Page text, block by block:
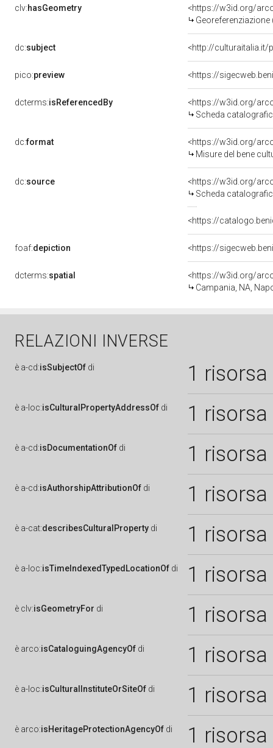
clv:hasGeometry
<https://w3id.org/
dc:subject <http://culturaitalia.it/
pico:preview <https://
dcterms:isReferencedBy
<https://w3id.org/
Scheda
dc:format
<https://w3id.org/
Misure del bene
dc:source
<https://w3id.org/
Scheda
<https://
foaf:depiction <https://
dcterms:spatial
<https://w3id.org/
Campania, NA,
RELAZIONI INVERSE
è a-cd:isSubjectOf di 1 risorsa
è a-loc:isCulturalPropertyAddressOf di 1 risorsa
è a-cd:isDocumentationOf di 1 risorsa
è a-cd:isAuthorshipAttributionOf di 1 risorsa
è a-cat:describesCulturalProperty di 1 risorsa
è a-loc:isTimeIndexedTypedLocationOf di 1 risorsa
è clv:isGeometryFor di 1 risorsa
è arco:isCataloguingAgencyOf di 1 risorsa
è a-loc:isCulturalInstituteOrSiteOf di 1 risorsa
è arco:isHeritageProtectionAgencyOf di 1 risorsa